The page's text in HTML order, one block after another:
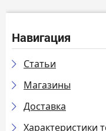
Навигация
Статьи
Магазины
Доставка
Характеристики